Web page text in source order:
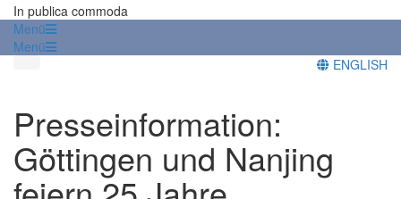
In publica commoda
Menü
Menü
ENGLISH
Presseinformation:
Göttingen und Nanjing